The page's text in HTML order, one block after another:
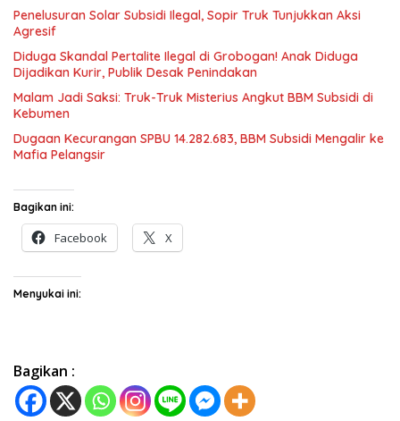
Penelusuran Solar Subsidi Ilegal, Sopir Truk Tunjukkan Aksi
Agresif
Diduga Skandal Pertalite Ilegal di Grobogan! Anak Diduga
Dijadikan Kurir, Publik Desak Penindakan
Malam Jadi Saksi: Truk-Truk Misterius Angkut BBM Subsidi di
Kebumen
Dugaan Kecurangan SPBU 14.282.683, BBM Subsidi Mengalir ke
Mafia Pelangsir
Bagikan ini:
Facebook X
Menyukai ini:
Bagikan :